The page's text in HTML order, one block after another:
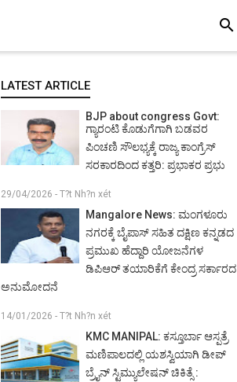
search
LATEST ARTICLE
BJP about congress Govt:
ಗ್ಯಾರಂಟಿ ಕೊಡುಗೆಗಾಗಿ ಬಡವರ
ಪಿಂಚಣಿ ಸೌಲಭ್ಯಕ್ಕೆ ರಾಜ್ಯ ಕಾಂಗ್ರೆಸ್
ಸರಕಾರದಿಂದ ಕತ್ತರಿ: ಪ್ರಭಾಕರ ಪ್ರಭು
29/04/2026 - T?t Nh?n xét
Mangalore News: ಮಂಗಳೂರು
ನಗರಕ್ಕೆ ಬೈಪಾಸ್‌ ಸಹಿತ ದಕ್ಷಿಣ ಕನ್ನಡದ
ಪ್ರಮುಖ ಹೆದ್ದಾರಿ ಯೋಜನೆಗಳ
ಡಿಪಿಆರ್ ತಯಾರಿಕೆಗೆ ಕೇಂದ್ರ ಸರ್ಕಾರದ
ಅನುಮೋದನೆ
14/01/2026 - T?t Nh?n xét
KMC MANIPAL: ಕಸ್ತೂರ್ಬಾ ಆಸ್ಪತ್ರೆ
ಮಣಿಪಾಲದಲ್ಲಿ ಯಶಸ್ವಿಯಾಗಿ ಡೀಪ್
ಬ್ರೈನ್ ಸ್ಟಿಮ್ಯುಲೇಷನ್ ಚಿಕಿತ್ಸೆ :